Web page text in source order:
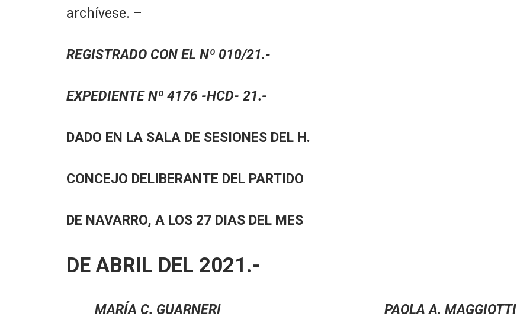
archívese. –
REGISTRADO CON EL Nº 010/21.-
EXPEDIENTE Nº 4176 -HCD- 21.-
DADO EN LA SALA DE SESIONES DEL H.
CONCEJO DELIBERANTE DEL PARTIDO
DE NAVARRO, A LOS 27 DIAS DEL MES
DE ABRIL DEL 2021.-
MARÍA C. GUARNERI PAOLA A. MAGGIOTTI